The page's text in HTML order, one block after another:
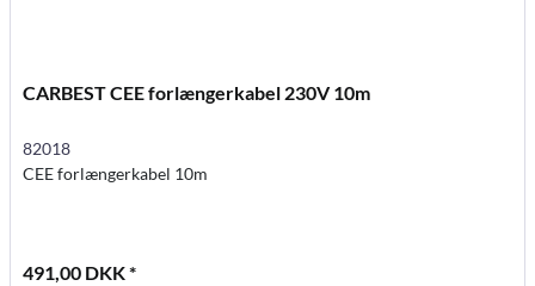
CARBEST CEE forlængerkabel 230V 10m
82018
CEE forlængerkabel 10m
491,00 DKK *